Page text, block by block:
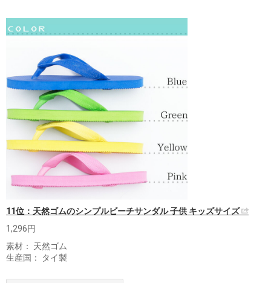
11位：天然ゴムのシンプルビーチサンダル 子供 キッズサイズ
1,296円
素材： 天然ゴム
生産国： タイ製